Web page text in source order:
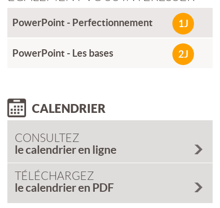
PowerPoint - Perfectionnement 1J
PowerPoint - Les bases 2J
CALENDRIER
CONSULTEZ
le calendrier en ligne
TÉLÉCHARGEZ
le calendrier en PDF